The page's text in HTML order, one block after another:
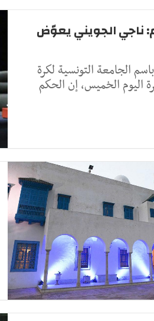
ناجي الجويني يعوّض
الجامعة التونسية لكرة
اليوم الخميس، إن الحكم